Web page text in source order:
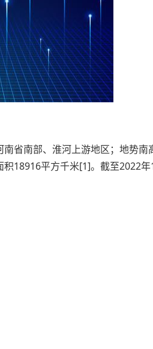
省南部、淮河上游地区；地势南
18916平方千米[1]。截至2022